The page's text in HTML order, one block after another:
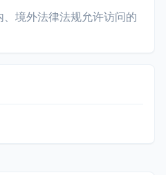
境外法律法规允许访问的